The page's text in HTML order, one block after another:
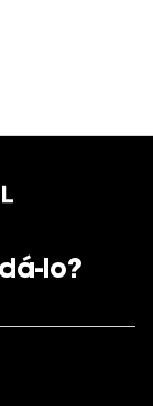
lo?